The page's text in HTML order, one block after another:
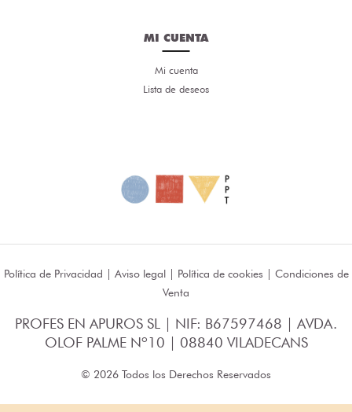
MI CUENTA
Mi cuenta
Lista de deseos
Política de Privacidad | Aviso legal| Política de cookies | Condiciones de
Venta
PROFES EN APUROS SL | NIF: B67597468 | AVDA.
OLOF PALME Nº10 | 08840 VILADECANS
© 2026 Todos los Derechos Reservados